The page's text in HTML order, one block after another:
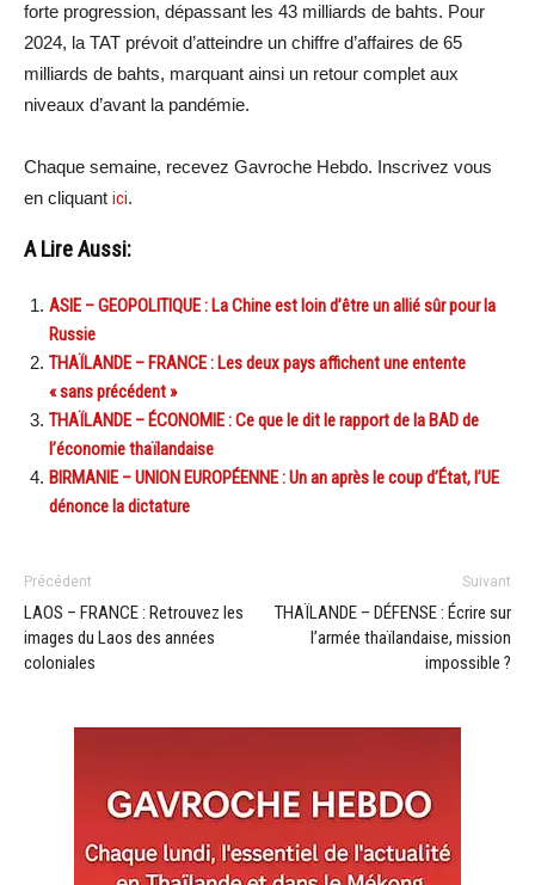
forte progression, dépassant les 43 milliards de bahts. Pour
2024, la TAT prévoit d’atteindre un chiffre d’affaires de 65
milliards de bahts, marquant ainsi un retour complet aux
niveaux d’avant la pandémie.
Chaque semaine, recevez Gavroche Hebdo. Inscrivez vous
en cliquant ici.
A Lire Aussi:
ASIE – GEOPOLITIQUE : La Chine est loin d’être un allié sûr pour la
Russie
THAÏLANDE – FRANCE : Les deux pays affichent une entente
« sans précédent »
THAÏLANDE – ÉCONOMIE : Ce que le dit le rapport de la BAD de
l’économie thaïlandaise
BIRMANIE – UNION EUROPÉENNE : Un an après le coup d’État, l’UE
dénonce la dictature
Précédent
LAOS – FRANCE : Retrouvez les
images du Laos des années
coloniales
Suivant
THAÏLANDE – DÉFENSE : Écrire sur
l’armée thaïlandaise, mission
impossible ?